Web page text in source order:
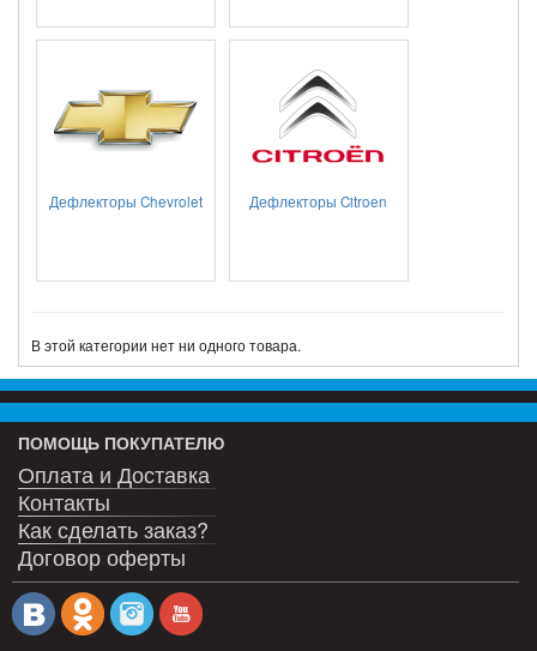
Дефлекторы Chevrolet Дефлекторы Citroen
В этой категории нет ни одного товара.
ПОМОЩЬ ПОКУПАТЕЛЮ
Оплата и Доставка
Контакты
Как сделать заказ?
Договор оферты